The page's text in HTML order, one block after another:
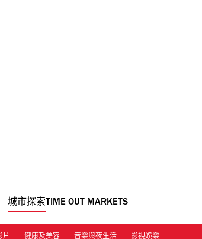
城市探索TIME OUT MARKETS
片 健康及美容 音樂與夜生活 影視娛樂